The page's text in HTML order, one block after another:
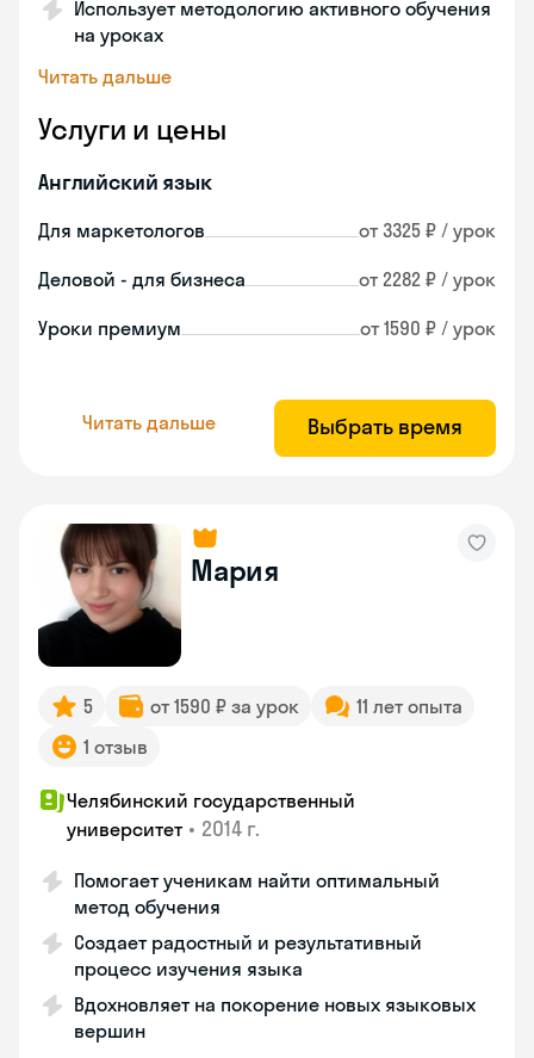
Использует методологию активного обучения
на уроках
Читать дальше
Услуги и цены
Английский язык
Для маркетологов от 3325 ₽ / урок
Деловой - для бизнеса от 2282 ₽ / урок
Уроки премиум от 1590 ₽ / урок
Читать дальше Выбрать время
Мария
5 от 1590 ₽ за урок
11 лет опыта
1 отзыв
Челябинский государственный
университет • 2014 г.
Помогает ученикам найти оптимальный
метод обучения
Создает радостный и результативный
процесс изучения языка
Вдохновляет на покорение новых языковых
вершин